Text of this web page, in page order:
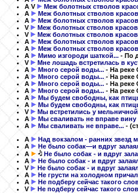
A V Меж болотных стволов
A
Меж болотных стволов
A
Меж болотных стволов
V
Меж болотных стволов
V
Меж болотных стволов
A
Меж болотных стволов
A
Меж болотных стволов
A
Мимо изгороди шаткой... - По
V
Мне лошадь встретилась в
A
Много серой воды... - На реке
A
Много серой воды... - На реке
A
Много серой воды... - На реке
A
Много серой воды... - На реке
A
Мы будем свободны, как
A
Мы будем свободны, как
V
Мы встретились у
A
Мы сваливать не вправе
A
Мы сваливать не вправе... -
A
Над вокзалом - ранних звезд
A
Не было собак—и вдруг
A
Не было собак - и вдруг
A
Не было собак - и вдруг
V
Не было собак - и вдруг
A
Не грусти на холодном
A
Не подберу сейчас такого
V
Не подберу сейчас такого